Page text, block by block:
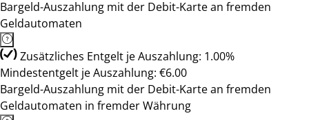
Bargeld-Auszahlung mit der Debit-Karte an fremden
Geldautomaten
Zusätzliches Entgelt je Auszahlung: 1.00%
Mindestentgelt je Auszahlung: €6.00
Bargeld-Auszahlung mit der Debit-Karte an fremden
Geldautomaten in fremder Währung